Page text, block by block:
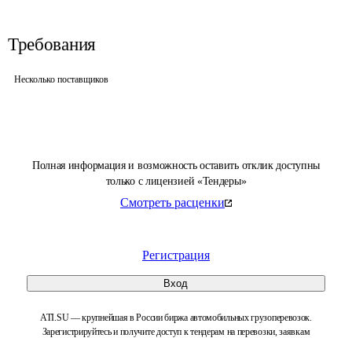
Полная информация и возможность оставить отклик доступны
только с лицензией «Тендеры»
Смотреть расценки
Регистрация
Вход
ATI.SU — крупнейшая в России биржа автомобильных грузоперевозок.
Зарегистрируйтесь и получите доступ к тендерам на перевозки, заявкам
Требования
Несколько поставщиков